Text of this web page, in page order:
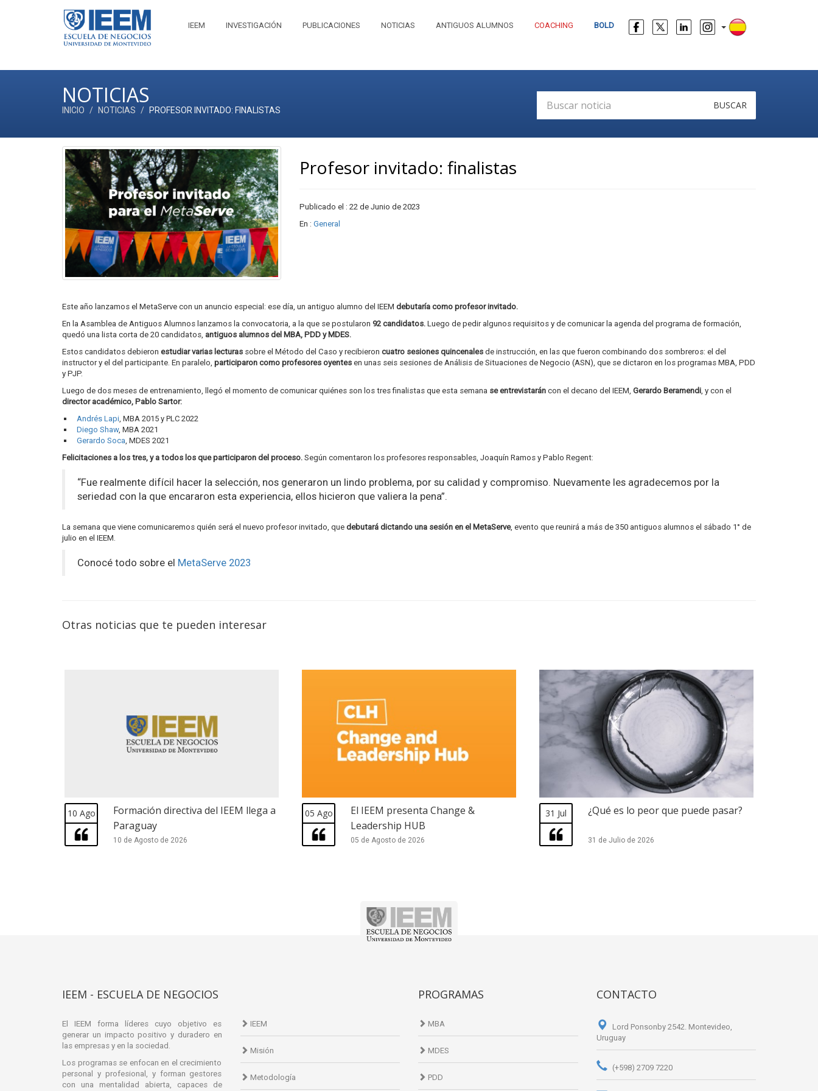
IEEM INVESTIGACIÓN PUBLICACIONES NOTICIAS ANTIGUOS ALUMNOS COACHING BOLD
NOTICIAS
INICIO NOTICIAS PROFESOR INVITADO: FINALISTAS BUSCAR
Profesor invitado: finalistas
Publicado el : 22 de Junio de 2023
En : General
Este año lanzamos el MetaServe con un anuncio especial: ese día, un antiguo alumno del IEEM debutaría como profesor invitado.
En la Asamblea de Antiguos Alumnos lanzamos la convocatoria, a la que se postularon 92 candidatos. Luego de pedir algunos requisitos y de comunicar la agenda del programa de formación,
quedó una lista corta de 20 candidatos, antiguos alumnos del MBA, PDD y MDES.
Estos candidatos debieron estudiar varias lecturas sobre el Método del Caso y recibieron cuatro sesiones quincenales de instrucción, en las que fueron combinando dos sombreros: el del
instructor y el del participante. En paralelo, participaron como profesores oyentes en unas seis sesiones de Análisis de Situaciones de Negocio (ASN), que se dictaron en los programas MBA, PDD
y PJP.
Luego de dos meses de entrenamiento, llegó el momento de comunicar quiénes son los tres finalistas que esta semana se entrevistarán con el decano del IEEM, Gerardo Beramendi , y con el
director académico, Pablo Sartor:
Andrés Lapi , MBA 2015 y PLC 2022
Diego Shaw, MBA 2021
Gerardo Soca , MDES 2021
Felicitaciones a los tres, y a todos los que participaron del proceso. Según comentaron los profesores responsables, Joaquín Ramos y Pablo Regent:
“Fue realmente difícil hacer la selección, nos generaron un lindo problema, por su calidad y compromiso. Nuevamente les agradecemos por la
seriedad con la que encararon esta experiencia, ellos hicieron que valiera la pena”.
La semana que viene comunicaremos quién será el nuevo profesor invitado, que debutará dictando una sesión en el MetaServe, evento que reunirá a más de 350 antiguos alumnos el sábado 1° de
julio en el IEEM.
Conocé todo sobre el MetaServe 2023
Otras noticias que te pueden interesar
10 Ago
Formación directiva del IEEM llega a
Paraguay
10 de Agosto de 2026
05 Ago
El IEEM presenta Change &
Leadership HUB
05 de Agosto de 2026
31 Jul ¿Qué es lo peor que puede pasar?
31 de Julio de 2026
IEEM - ESCUELA DE NEGOCIOS
El IEEM forma líderes cuyo objetivo es
generar un impacto positivo y duradero en
las empresas y en la sociedad.
Los programas se enfocan en el crecimiento
personal y profesional, y forman gestores
con una mentalidad abierta, capaces de
IEEM
Misión
Metodología
PROGRAMAS
MBA
MDES
PDD
CONTACTO
Lord Ponsonby 2542. Montevideo,
Uruguay
(+598) 2709 7220